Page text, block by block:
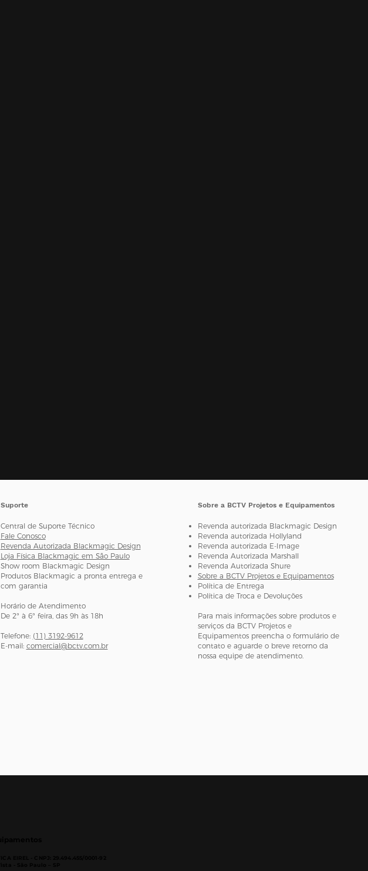
Suporte
Central de Suporte Técnico
Fale Conosco
Revenda Autorizada Blackmagic Design
Loja Física Blackmagic em São Paulo
Show room Blackmagic Design
Produtos Blackmagic a pronta entrega e
com garantia
Horário de Atendimento
De 2ª à 6ª feira, das 9h às 18h
Telefone: (11) 3192-9612
E-mail: comercial@bctv.com.br
Sobre a BCTV Projetos e Equipamentos
Revenda autorizada Blackmagic Design
Revenda autorizada Hollyland
Revenda autorizada E-Image
Revenda Autorizada Marshall
Revenda Autorizada Shure
Sobre a BCTV Projetos e Equipamentos
Política de Entrega
Política de Troca e Devoluções
Para mais informações sobre produtos e
serviços da BCTV Projetos e
Equipamentos preencha o formulário de
contato e aguarde o breve retorno da
nossa equipe de atendimento.